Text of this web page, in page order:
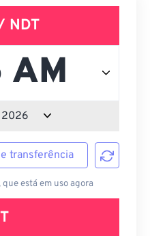
transferência
que está em uso agora